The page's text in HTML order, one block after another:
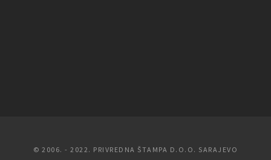
© 2006. - 2022. PRIVREDNA ŠTAMPA D.O.O. SARAJEVO